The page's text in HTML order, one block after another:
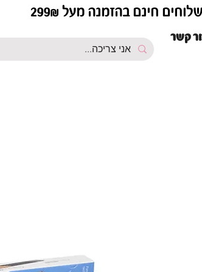
קשר
חינם בהזמנה מעל 299₪